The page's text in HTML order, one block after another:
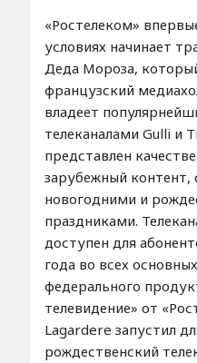
«Ростелеком»
условиях начинает
Деда Мороза,
французский
владеет
телеканалами Gulli и
представлен
зарубежный контент,
новогодними и
праздниками.
доступен для
года во всех
федерального
телевидение» от
Lagardere запустил
рождественский